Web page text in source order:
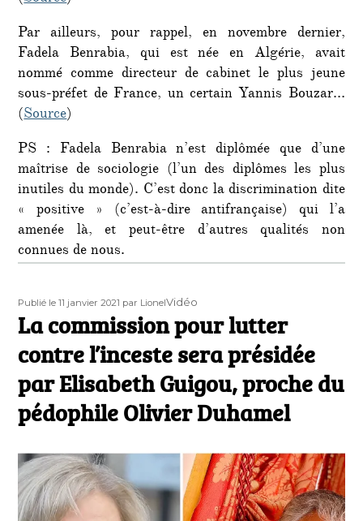
Par ailleurs, pour rappel, en novembre dernier,
Fadela Benrabia, qui est née en Algérie, avait
nommé comme directeur de cabinet le plus jeune
sous-préfet de France, un certain Yannis Bouzar…
(Source)
PS : Fadela Benrabia n’est diplômée que d’une
maîtrise de sociologie (l’un des diplômes les plus
inutiles du monde). C’est donc la discrimination dite
« positive » (c’est-à-dire antifrançaise) qui l’a
amenée là, et peut-être d’autres qualités non
connues de nous.
Publié
le
Publié le 11 janvier 2021 Auteur
par LionelFormat
Vidéo
La commission pour lutter
contre l’inceste sera présidée
par Elisabeth Guigou, proche du
pédophile Olivier Duhamel